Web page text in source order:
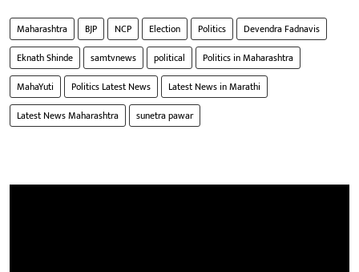
Maharashtra BJP NCP Election Politics
Devendra Fadnavis
Eknath Shinde
samtvnews political
Politics in Maharashtra
MahaYuti
Politics Latest News
Latest News in Marathi
Latest News Maharashtra
sunetra pawar